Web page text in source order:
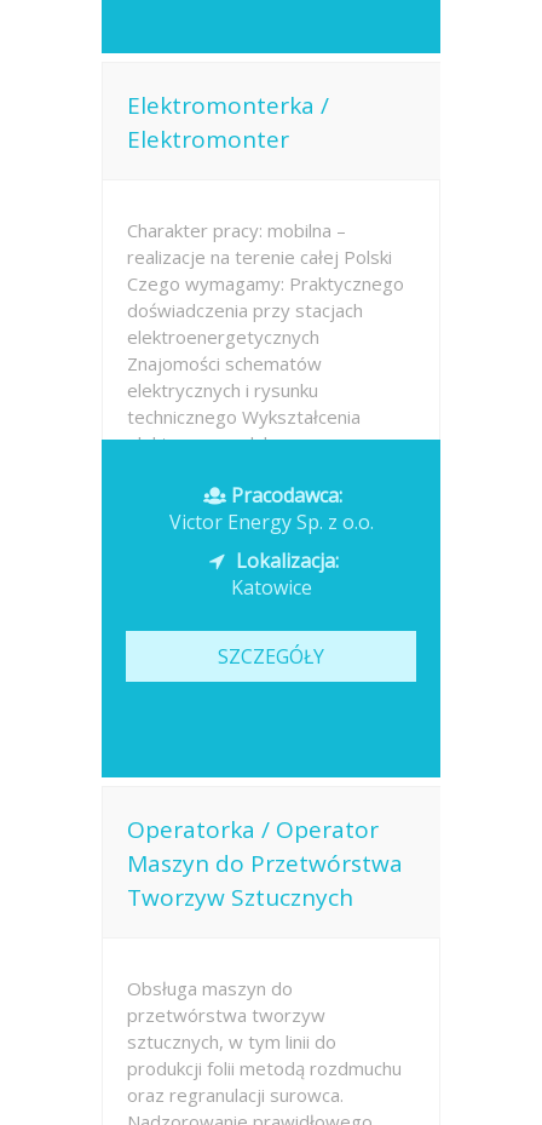
Elektromonterka /
Elektromonter
Charakter pracy: mobilna –
realizacje na terenie całej Polski
Czego wymagamy: Praktycznego
doświadczenia przy stacjach
elektroenergetycznych
Znajomości schematów
elektrycznych i rysunku
technicznego Wykształcenia
elektrycznego lub
Opublikowano: dzisiaj
Pracodawca:
Victor Energy Sp. z o.o.
Lokalizacja:
Katowice
SZCZEGÓŁY
Operatorka / Operator
Maszyn do Przetwórstwa
Tworzyw Sztucznych
Obsługa maszyn do
przetwórstwa tworzyw
sztucznych, w tym linii do
produkcji folii metodą rozdmuchu
oraz regranulacji surowca.